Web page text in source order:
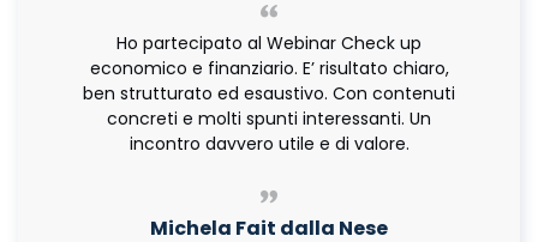
Ho partecipato al Webinar Check up
economico e finanziario. E’ risultato chiaro,
ben strutturato ed esaustivo. Con contenuti
concreti e molti spunti interessanti. Un
incontro davvero utile e di valore.
Michela Fait dalla Nese